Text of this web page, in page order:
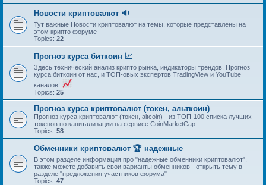
Новости криптовалют 🔉
Тут важные Новости криптовалют на темы, которые представлены на
этом крипто форуме
Topics: 22
Прогноз курса биткоин 📈
Здесь технический анализ крипто рынка, индикаторы трендов. Прогноз
курса биткоин от нас, и ТОП-овых экспертов TradingView и YouTube
каналов!
Topics: 25
Прогноз курса криптовалют (токен, альткоин)
Прогноз курса криптовалют (токен, altcoin) - из ТОП-100 списка лучших
токенов по капитализации на сервисе CoinMarketCap.
Topics: 58
Обменники криптовалют 🏆 надежные
В этом разделе информация про "надежные обменники криптовалют",
также можете добавить свои варианты обменников - открыть тему в
разделе "предложения участников форума"
Topics: 47